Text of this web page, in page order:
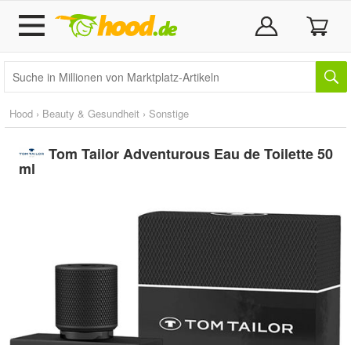
Hood › Beauty & Gesundheit › Sonstige
Tom Tailor Adventurous Eau de Toilette 50
ml